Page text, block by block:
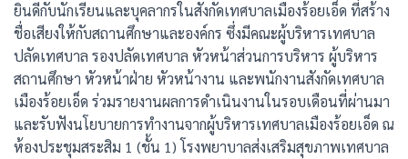
ยินดีกับนักเรียนและบุคลากรในสังกัดเทศบาลเมืองร้อยเอ็ด ที่สร้าง
ชื่อเสียงให้กับสถานศึกษาและองค์กร ซึ่งมีคณะผู้บริหารเทศบาล
ปลัดเทศบาล รองปลัดเทศบาล หัวหน้าส่วนการบริหาร ผู้บริหาร
สถานศึกษา หัวหน้าฝ่าย หัวหน้างาน และพนักงานสังกัดเทศบาล
เมืองร้อยเอ็ด ร่วมรายงานผลการดำเนินงานในรอบเดือนที่ผ่านมา
และรับฟังนโยบายการทำงานจากผู้บริหารเทศบาลเมืองร้อยเอ็ด ณ
ห้องประชุมสระสิม 1 (ชั้น 1) โรงพยาบาลส่งเสริมสุขภาพเทศบาล